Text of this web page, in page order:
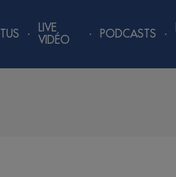
LIVE
VIDÉO
PODCASTS